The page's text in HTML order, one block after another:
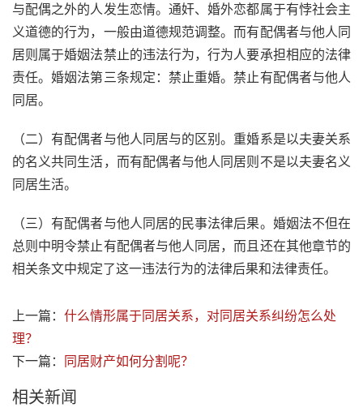
与配偶之外的人发生恋情。通奸、婚外恋都属于有悖社会主
义道德的行为，一般由道德规范调整。而有配偶者与他人同
居则属于婚姻法禁止的违法行为，行为人要承担相应的法律
责任。婚姻法第三条规定：禁止重婚。禁止有配偶者与他人
同居。
（二）有配偶者与他人同居与的区别。重婚系是以夫妻关系
的名义共同生活，而有配偶者与他人同居则不是以夫妻名义
同居生活。
（三）有配偶者与他人同居的民事法律后果。婚姻法不但在
总则中明令禁止有配偶者与他人同居，而且还在其他章节的
相关条文中规定了这一违法行为的法律后果和法律责任。
上一篇： 什么情形属于同居关系，对同居关系纠纷怎么处
理？
下一篇： 同居财产如何分割呢？
相关新闻